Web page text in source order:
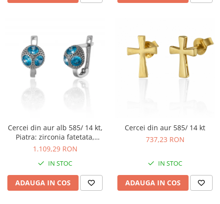
Cercei din aur alb 585/ 14 kt,
Piatra: zirconia fatetata,
Culoare: albastru
1.109,29 RON
IN STOC
ADAUGA IN COS
Cercei din aur 585/ 14 kt
737,23 RON
IN STOC
ADAUGA IN COS